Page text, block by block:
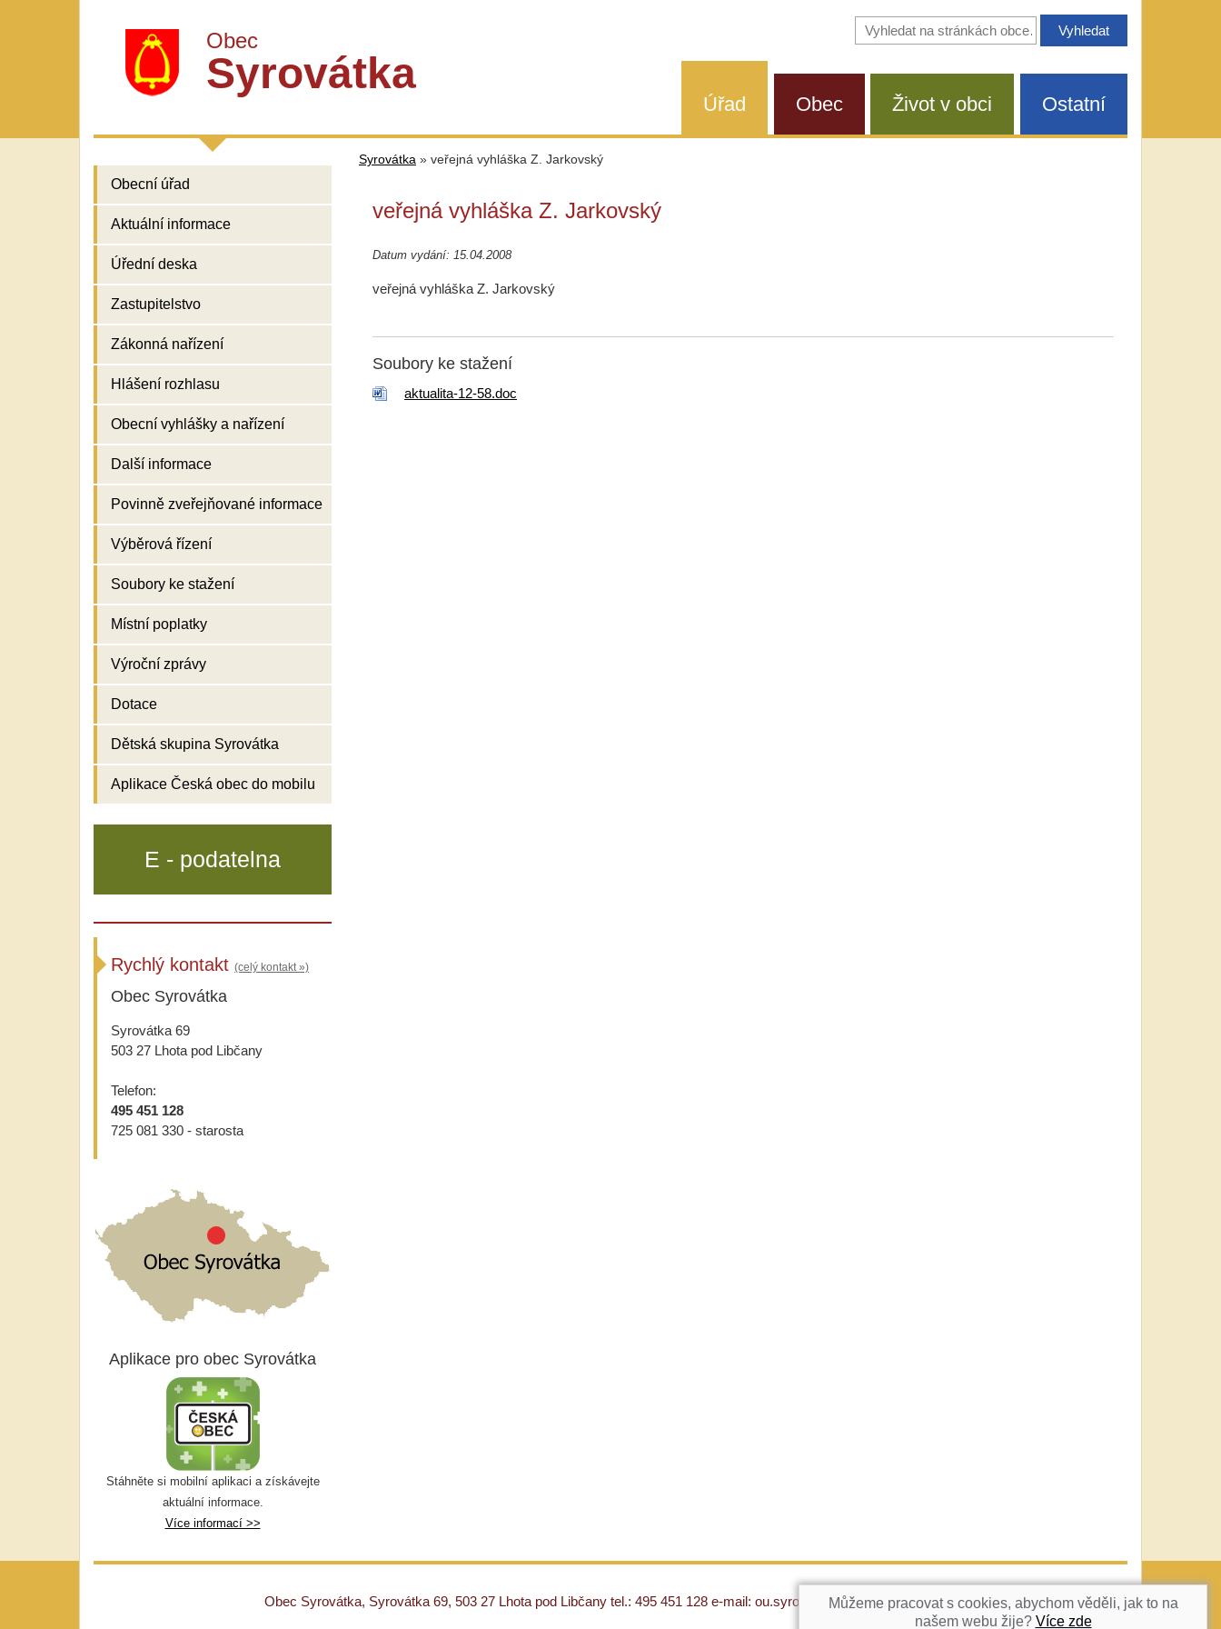
Obec
Syrovátka
Vyhledávání
na
Úřad Obec Život v obci Ostatní
Obecní úřad
Aktuální informace
Úřední deska
Zastupitelstvo
Zákonná nařízení
Hlášení rozhlasu
Obecní vyhlášky a nařízení
Další informace
Povinně zveřejňované informace
Výběrová řízení
Soubory ke stažení
Místní poplatky
Výroční zprávy
Dotace
Dětská skupina Syrovátka
Aplikace Česká obec do mobilu
Syrovátka » veřejná vyhláška Z. Jarkovský
veřejná vyhláška Z. Jarkovský
Datum vydání: 15.04.2008
veřejná vyhláška Z. Jarkovský
Soubory ke stažení
aktualita-12-58.doc
E - podatelna
Rychlý kontakt (celý kontakt »)
Obec Syrovátka
Syrovátka 69
503 27 Lhota pod Libčany
Telefon:
495 451 128
725 081 330 - starosta
Aplikace pro obec Syrovátka
Stáhněte si mobilní aplikaci a získávejte
aktuální informace.
Více informací >>
NAHORU
Obec Syrovátka, Syrovátka 69, 503 27 Lhota pod Libčany tel.: 495 451 128 e-mail: ou.syrovatka@c-box.czMůžeme pracovat s cookies, abychom věděli, jak to na
našem webu žije? Více zde